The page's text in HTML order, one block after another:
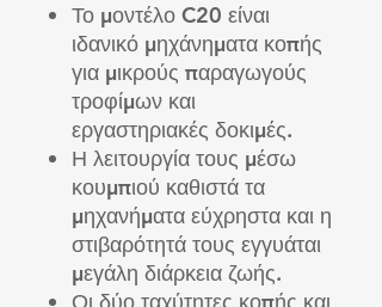
Το μοντέλο C20 είναι
ιδανικό μηχάνηματα κοπής
για μικρούς παραγωγούς
τροφίμων και
εργαστηριακές δοκιμές.
Η λειτουργία τους μέσω
κουμπιού καθιστά τα
μηχανήματα εύχρηστα και η
στιβαρότητά τους εγγυάται
μεγάλη διάρκεια ζωής.